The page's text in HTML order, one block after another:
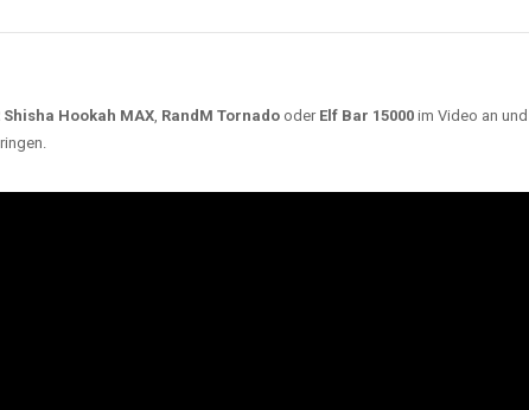
Shisha Hookah MAX, RandM Tornado oder Elf Bar 15000 im Video an